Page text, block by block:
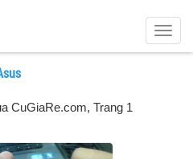
CuGiaRe.com, Trang 1